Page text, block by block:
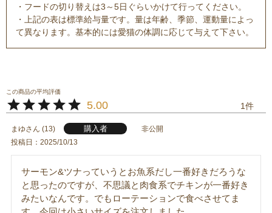
・フードの切り替えは3～5日ぐらいかけて行ってください。
・上記の表は標準給与量です。量は年齢、季節、運動量によっ
て異なります。基本的には愛猫の体調に応じて与えて下さい。
5.00 1
まゆ 13 購入者
非公開
投稿日
2025/10/13
サーモン&ツナっていうとお魚系だし一番好きだろうな
と思ったのですが、不思議と肉食系でチキンが一番好き
みたいなんです。でもローテーションで食べさせてま